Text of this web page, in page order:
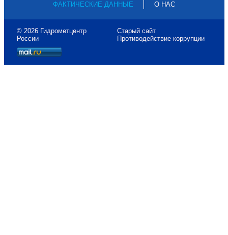
ФАКТИЧЕСКИЕ ДАННЫЕ
О НАС
© 2026 Гидрометцентр
России
Старый сайт
Противодействие коррупции